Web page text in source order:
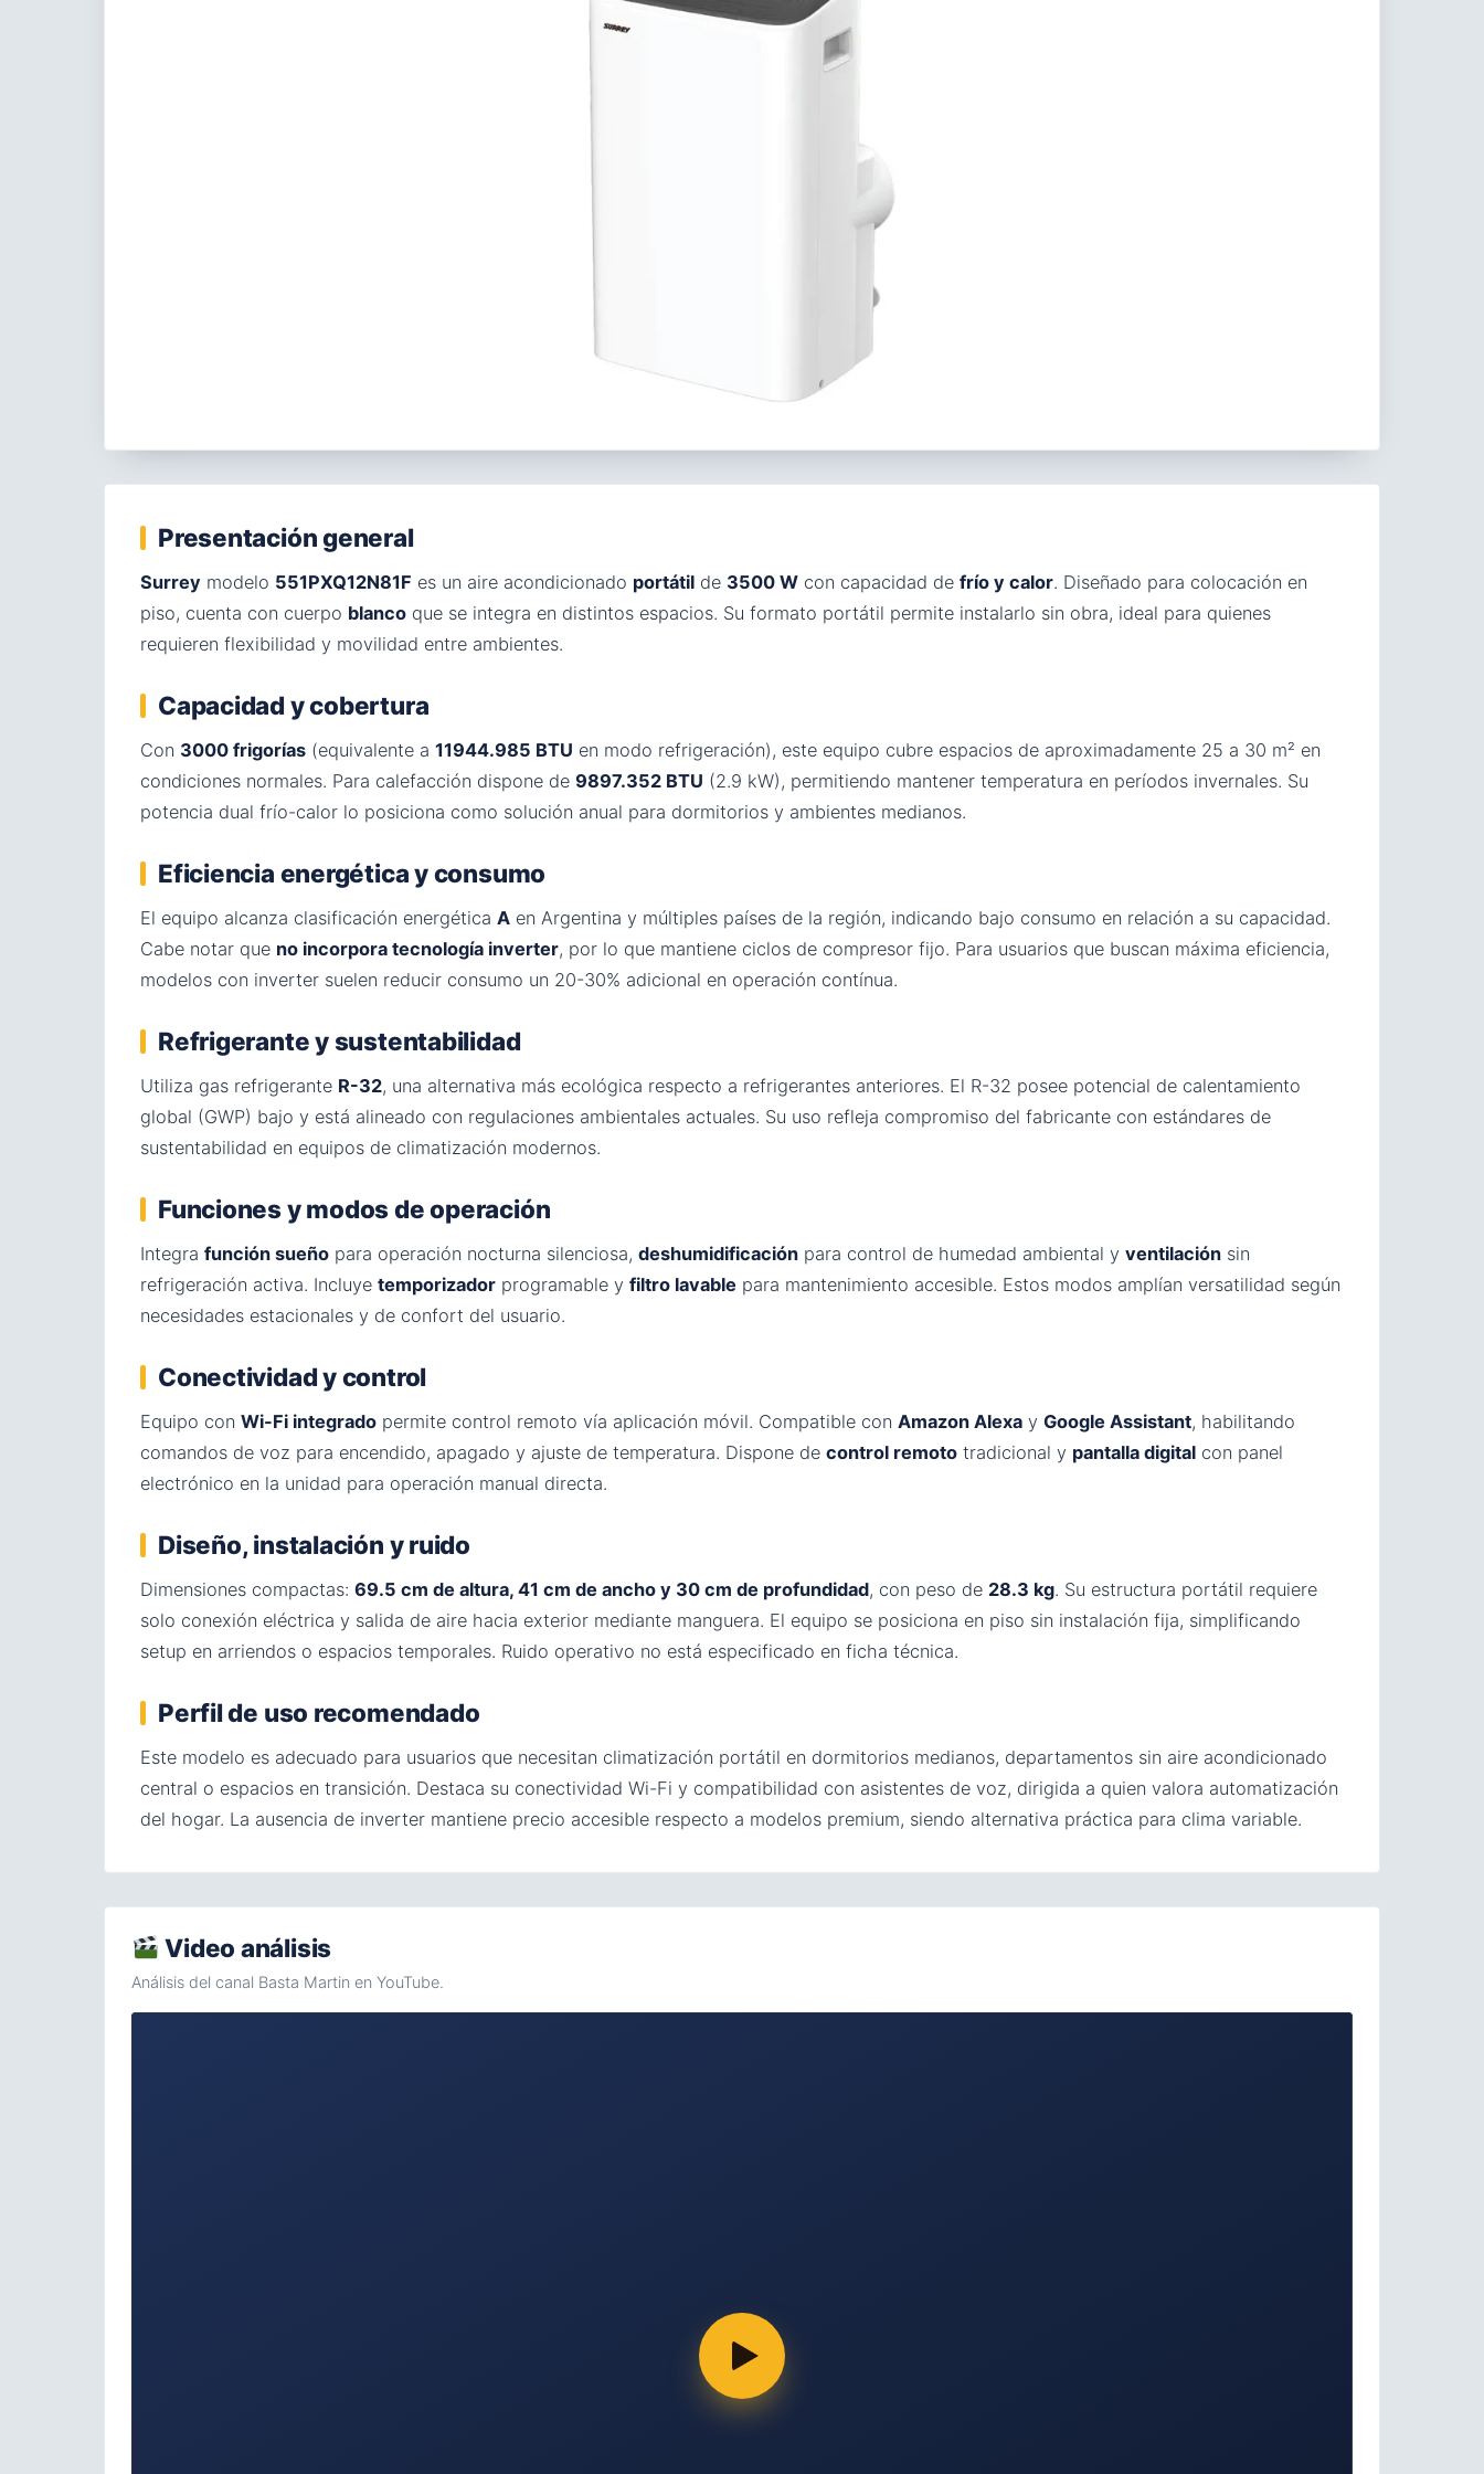
Presentación general
Surrey modelo 551PXQ12N81F es un aire acondicionado portátil de 3500 W con capacidad de frío y calor. Diseñado para colocación en
piso, cuenta con cuerpo blanco que se integra en distintos espacios. Su formato portátil permite instalarlo sin obra, ideal para quienes
requieren flexibilidad y movilidad entre ambientes.
Capacidad y cobertura
Con 3000 frigorías (equivalente a 11944.985 BTU en modo refrigeración), este equipo cubre espacios de aproximadamente 25 a 30 m² en
condiciones normales. Para calefacción dispone de 9897.352 BTU (2.9 kW), permitiendo mantener temperatura en períodos invernales. Su
potencia dual frío-calor lo posiciona como solución anual para dormitorios y ambientes medianos.
Eficiencia energética y consumo
El equipo alcanza clasificación energética A en Argentina y múltiples países de la región, indicando bajo consumo en relación a su capacidad.
Cabe notar que no incorpora tecnología inverter, por lo que mantiene ciclos de compresor fijo. Para usuarios que buscan máxima eficiencia,
modelos con inverter suelen reducir consumo un 20-30% adicional en operación contínua.
Refrigerante y sustentabilidad
Utiliza gas refrigerante R-32, una alternativa más ecológica respecto a refrigerantes anteriores. El R-32 posee potencial de calentamiento
global (GWP) bajo y está alineado con regulaciones ambientales actuales. Su uso refleja compromiso del fabricante con estándares de
sustentabilidad en equipos de climatización modernos.
Funciones y modos de operación
Integra función sueño para operación nocturna silenciosa, deshumidificación para control de humedad ambiental y ventilación sin
refrigeración activa. Incluye temporizador programable y filtro lavable para mantenimiento accesible. Estos modos amplían versatilidad según
necesidades estacionales y de confort del usuario.
Conectividad y control
Equipo con Wi-Fi integrado permite control remoto vía aplicación móvil. Compatible con Amazon Alexa y Google Assistant, habilitando
comandos de voz para encendido, apagado y ajuste de temperatura. Dispone de control remoto tradicional y pantalla digital con panel
electrónico en la unidad para operación manual directa.
Diseño, instalación y ruido
Dimensiones compactas: 69.5 cm de altura, 41 cm de ancho y 30 cm de profundidad, con peso de 28.3 kg. Su estructura portátil requiere
solo conexión eléctrica y salida de aire hacia exterior mediante manguera. El equipo se posiciona en piso sin instalación fija, simplificando
setup en arriendos o espacios temporales. Ruido operativo no está especificado en ficha técnica.
Perfil de uso recomendado
Este modelo es adecuado para usuarios que necesitan climatización portátil en dormitorios medianos, departamentos sin aire acondicionado
central o espacios en transición. Destaca su conectividad Wi-Fi y compatibilidad con asistentes de voz, dirigida a quien valora automatización
del hogar. La ausencia de inverter mantiene precio accesible respecto a modelos premium, siendo alternativa práctica para clima variable.
Video análisis
Análisis del canal Basta Martin en YouTube.